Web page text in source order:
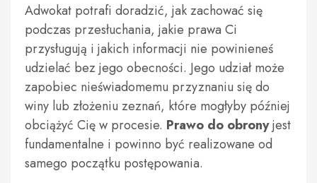
Adwokat potrafi doradzić, jak zachować się
podczas przesłuchania, jakie prawa Ci
przysługują i jakich informacji nie powinieneś
udzielać bez jego obecności. Jego udział może
zapobiec nieświadomemu przyznaniu się do
winy lub złożeniu zeznań, które mogłyby później
obciążyć Cię w procesie. Prawo do obronyjest
fundamentalne i powinno być realizowane od
samego początku postępowania.